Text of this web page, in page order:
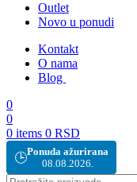
Outlet
Novo u ponudi
Kontakt
O nama
Blog
0
0
0 items 0 RSD
🕒Ponuda ažurirana
08.08.2026.